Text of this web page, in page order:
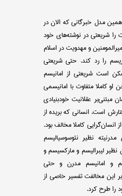
همین مدل خبرگانی که الان در
را شریعتی در نوشته‌های خود
و مهدویت در اسلام
را رد کند. حتی شریعتی
است شریعتی از امانیسم
کاملا متفاوت با امانیسمی
عقلانیت خود‌بنیادی
است. انسانی که بریده از
کاملا مخالف بود.
نظیر نئوسوسیالیسم
لیبرالیسم و مارکسیسم و
و امانیسم مدرن و حتی
این مخالفت تفسیر خاصی از
را طرح کرد.